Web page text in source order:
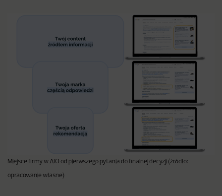
Miejsce firmy w AIO od pierwszego pytania do finalnej decyzji (źródło:
opracowanie własne)